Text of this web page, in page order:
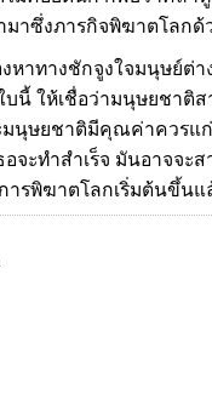
มาซึ่งภารกิจพิฆาตโลกด้
งหาทางชักจูงใจมนุษย์ต่
บนี้ ให้เชื่อว่ามนุษยชาติ
นุษยชาติมีคุณค่าควรแก่
อจะทำสำเร็จ มันอาจจะ
ารพิฆาตโลกเริ่มต้นขึ้นแ